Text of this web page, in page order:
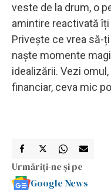
veste de la drum, o
amintire reactivată
Privește ce vrea să-
naște momente
idealizării. Vezi
financiar, ceva mic
Urmăriți-ne și pe
Google News